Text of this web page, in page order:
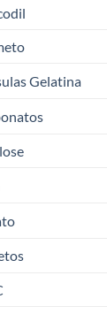
Gelatina